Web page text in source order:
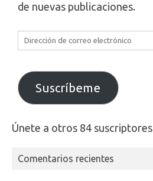
de nuevas publicaciones.
Dirección
de
electrónico
Suscríbeme
Únete a otros 84 suscriptores
Comentarios recientes